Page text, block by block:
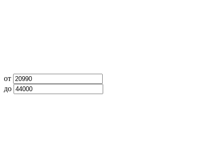
от
до